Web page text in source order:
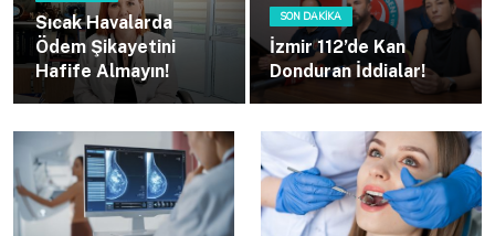
Sıcak Havalarda
Ödem Şikayetini
Hafife Almayın!
SON DAKIKA
İzmir 112’de Kan
Donduran İddialar!